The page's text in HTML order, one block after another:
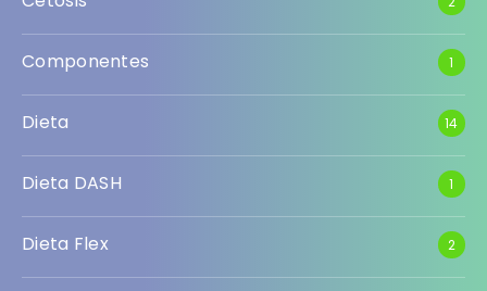
Componentes 1
Dieta 14
Dieta DASH 1
Dieta Flex 2